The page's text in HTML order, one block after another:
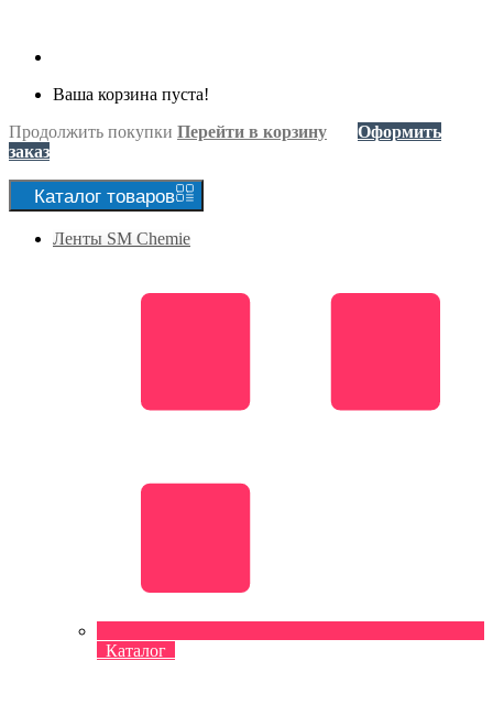
Ваша корзина пуста!
Продолжить покупки Перейти в корзину
Оформить
заказ
Каталог товаров
Ленты SM Chemie
Каталог